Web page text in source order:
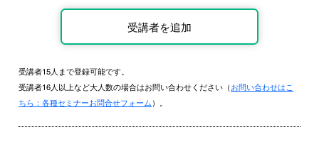
受講者15人まで登録可能です。
受講者16人以上など大人数の場合はお問い合わせください（お問い合わせはこ
ちら：各種セミナーお問合せフォーム）。